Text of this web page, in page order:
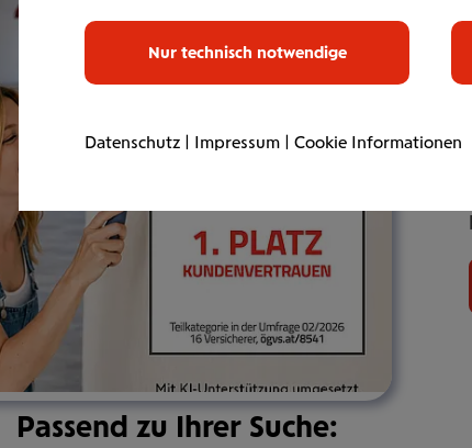
Passend zu Ihrer Suche:
Nur technisch notwendige
Datenschutz | Impressum | Cookie Informationen